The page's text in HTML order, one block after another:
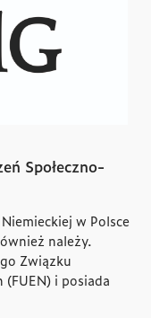
Społeczno-
w Polsce
należy.
Związku
i posiada